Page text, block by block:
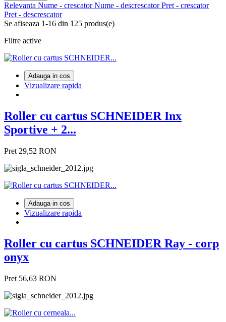
Relevanta Nume - crescatorNume - descrescatorPret - crescator
Pret - descrescator
Se afiseaza 1-16 din 125 produs(e)
Filtre active
Adauga in cos
Vizualizare rapida
Roller cu cartus SCHNEIDER Inx
Sportive + 2...
Pret 29,52 RON
Adauga in cos
Vizualizare rapida
Roller cu cartus SCHNEIDER Ray - corp
onyx
Pret 56,63 RON